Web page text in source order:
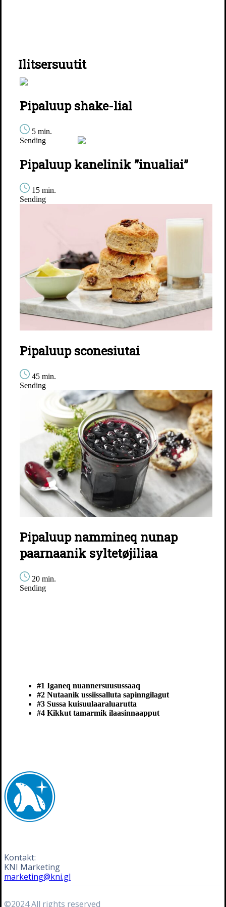
Ilitsersuutit
Pipaluup shake-lial
5 min.
Sending
Pipaluup kanelinik ”inualiai”
15 min.
Sending
Pipaluup sconesiutai
45 min.
Sending
Pipaluup nammineq nunap
paarnaanik syltetøjiliaa
20 min.
Sending
#1 Iganeq nuannersuusussaaq
#2 Nutaanik ussiissalluta sapinngilagut
#3 Sussa kuisuulaaraluarutta
#4 Kikkut tamarmik ilaasinnaapput
Kontakt:
KNI Marketing
marketing@kni.gl
©2024 All rights reserved